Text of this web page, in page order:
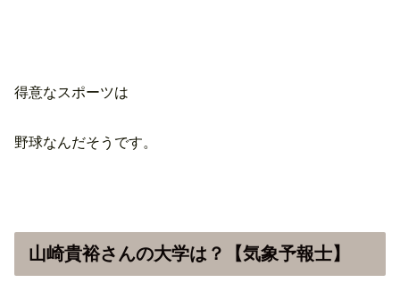
得意なスポーツは
野球なんだそうです。
山崎貴裕さんの大学は？【気象予報士】